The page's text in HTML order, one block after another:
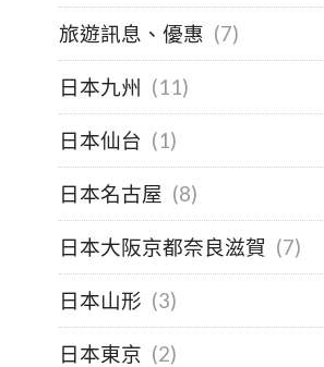
旅遊訊息、優惠 (7)
日本九州 (11)
日本仙台 (1)
日本名古屋 (8)
日本大阪京都奈良滋賀 (7)
日本山形 (3)
日本東京 (2)